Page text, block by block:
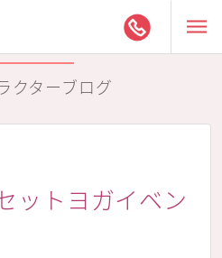
クターブログ
トヨガイベン